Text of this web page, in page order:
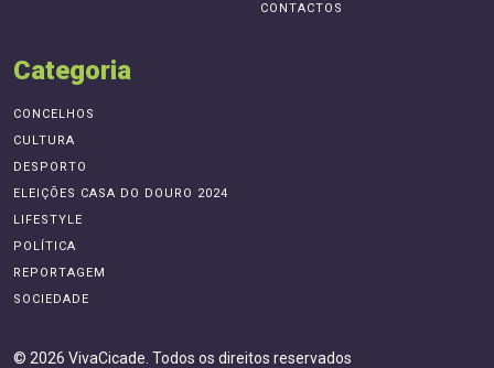
CONTACTOS
Categoria
CONCELHOS
CULTURA
DESPORTO
ELEIÇÕES CASA DO DOURO 2024
LIFESTYLE
POLÍTICA
REPORTAGEM
SOCIEDADE
© 2026 VivaCicade. Todos os direitos reservados